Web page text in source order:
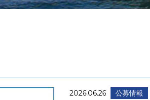
2026.06.26 公募情報